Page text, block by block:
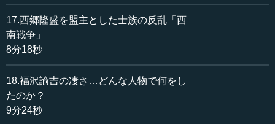
17.西郷隆盛を盟主とした士族の反乱「西
南戦争」
8分18秒
18.福沢諭吉の凄さ…どんな人物で何をし
たのか？
9分24秒